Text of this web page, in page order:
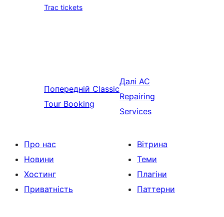
Trac tickets
Попередній Classic
Tour Booking
Далі AC
Repairing
Services
Про нас
Новини
Хостинг
Приватність
Вітрина
Теми
Плагіни
Паттерни